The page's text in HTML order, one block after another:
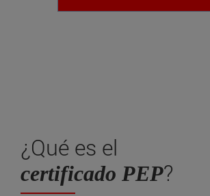
¿Qué es el
certificado PEP?